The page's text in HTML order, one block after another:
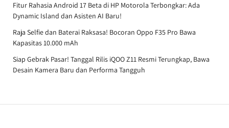
Fitur Rahasia Android 17 Beta di HP Motorola Terbongkar: Ada
Dynamic Island dan Asisten AI Baru!
Raja Selfie dan Baterai Raksasa! Bocoran Oppo F35 Pro Bawa
Kapasitas 10.000 mAh
Siap Gebrak Pasar! Tanggal Rilis iQOO Z11 Resmi Terungkap, Bawa
Desain Kamera Baru dan Performa Tangguh